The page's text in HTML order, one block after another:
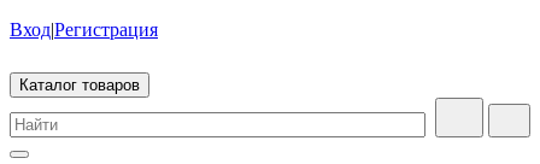
Вход|Регистрация
Каталог товаров